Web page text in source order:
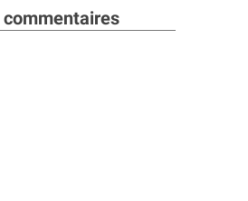
commentaires